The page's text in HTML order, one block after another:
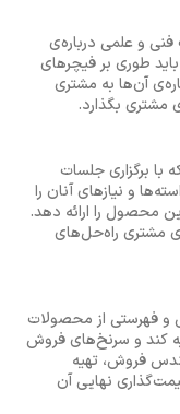
و علمی درباره‌ی
طوری بر فیچرهای
آن‌ها به مشتری
مشتری بگذارد.
برگزاری جلسات
و نیازهای آنان را
محصول را ارائه دهد.
مشتری راه‌حل‌های
و فهرستی از محصولات
کند و سرنخ‌های فروش
فروش، تهیه
نهایی آن